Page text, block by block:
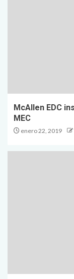
McAllen EDC
MEC
enero 22, 2019